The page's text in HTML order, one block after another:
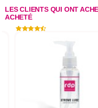
LES CLIENTS QUI ONT
ACHETÉ